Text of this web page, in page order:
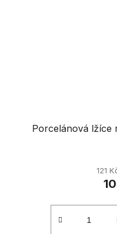
Porcelánová lžíce
121